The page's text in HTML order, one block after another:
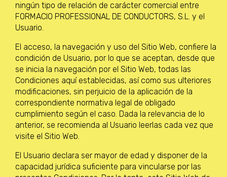
ningún tipo de relación de carácter comercial entre
FORMACIO PROFESSIONAL DE CONDUCTORS, S.L. y el
Usuario.
El acceso, la navegación y uso del Sitio Web, confiere la
condición de Usuario, por lo que se aceptan, desde que
se inicia la navegación por el Sitio Web, todas las
Condiciones aquí establecidas, así como sus ulteriores
modificaciones, sin perjuicio de la aplicación de la
correspondiente normativa legal de obligado
cumplimiento según el caso. Dada la relevancia de lo
anterior, se recomienda al Usuario leerlas cada vez que
visite el Sitio Web.
El Usuario declara ser mayor de edad y disponer de la
capacidad jurídica suficiente para vincularse por las